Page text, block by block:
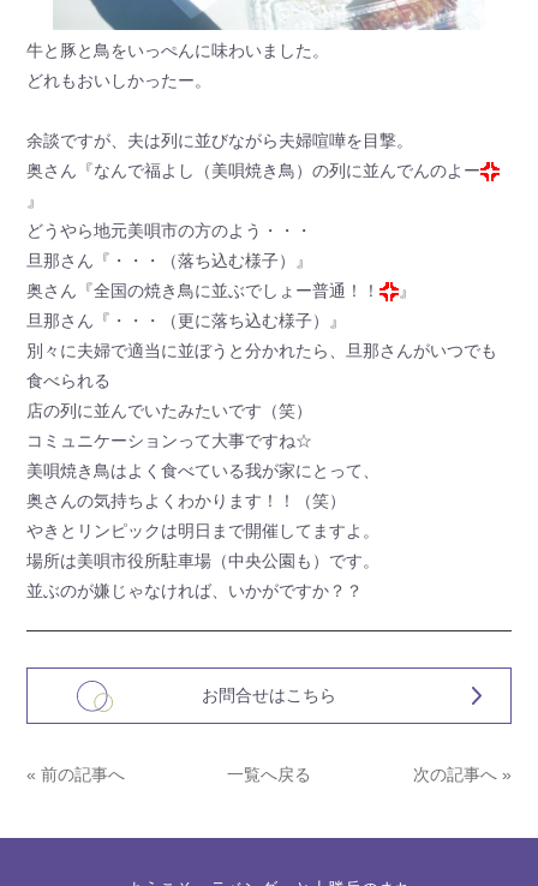
牛と豚と鳥をいっぺんに味わいました。
どれもおいしかったー。
余談ですが、夫は列に並びながら夫婦喧嘩を目撃。
奥さん『なんで福よし（美唄焼き鳥）の列に並んでんのよー
』
どうやら地元美唄市の方のよう・・・
旦那さん『・・・（落ち込む様子）』
奥さん『全国の焼き鳥に並ぶでしょー普通！！
』
旦那さん『・・・（更に落ち込む様子）』
別々に夫婦で適当に並ぼうと分かれたら、旦那さんがいつでも
食べられる
店の列に並んでいたみたいです（笑）
コミュニケーションって大事ですね☆
美唄焼き鳥はよく食べている我が家にとって、
奥さんの気持ちよくわかります！！（笑）
やきとリンピックは明日まで開催してますよ。
場所は美唄市役所駐車場（中央公園も）です。
並ぶのが嫌じゃなければ、いかがですか？？
お問合せはこちら
« 前の記事へ 一覧へ戻る 次の記事へ »